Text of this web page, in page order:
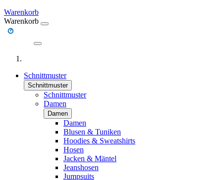
Warenkorb
Warenkorb
Schnittmuster
Schnittmuster
Schnittmuster
Damen
Damen
Damen
Blusen & Tuniken
Hoodies & Sweatshirts
Hosen
Jacken & Mäntel
Jeanshosen
Jumpsuits